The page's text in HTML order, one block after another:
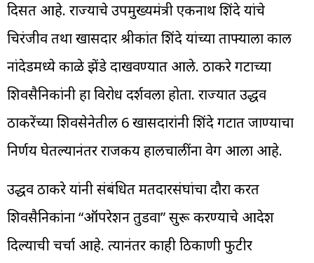
दिसत आहे. राज्याचे उपमुख्यमंत्री एकनाथ शिंदे यांचे
चिरंजीव तथा खासदार श्रीकांत शिंदे यांच्या ताफ्याला काल
नांदेडमध्ये काळे झेंडे दाखवण्यात आले. ठाकरे गटाच्या
शिवसैनिकांनी हा विरोध दर्शवला होता. राज्यात उद्धव
ठाकरेंच्या शिवसेनेतील 6 खासदारांनी शिंदे गटात जाण्याचा
निर्णय घेतल्यानंतर राजकीय हालचालींना वेग आला आहे.
उद्धव ठाकरे यांनी संबंधित मतदारसंघांचा दौरा करत
शिवसैनिकांना “ऑपरेशन तुडवा” सुरू करण्याचे आदेश
दिल्याची चर्चा आहे. त्यानंतर काही ठिकाणी फुटीर